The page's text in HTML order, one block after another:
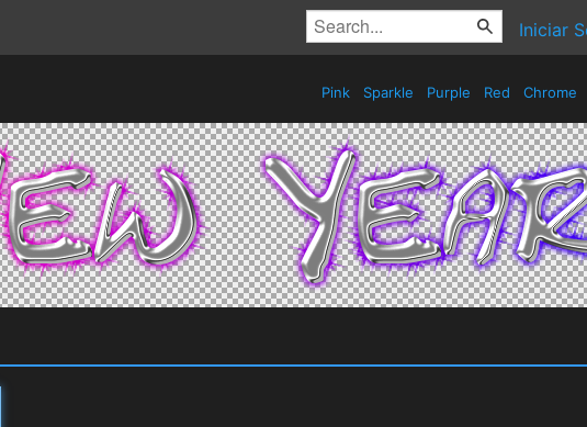
Iniciar
Pink Sparkle Purple Red Chrome